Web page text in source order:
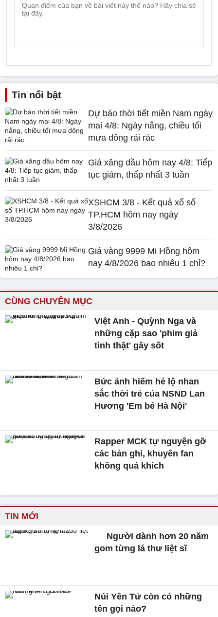
Tin nổi bật
Dự báo thời tiết miền Nam ngày
mai 4/8: Ngày nắng, chiều tối
mưa dông rải rác
Giá xăng dầu hôm nay 4/8: Tiếp
tục giảm, thấp nhất 3 tuần
XSHCM 3/8 - Kết quả xổ số
TP.HCM hôm nay ngày
3/8/2026
Giá vàng 9999 Mi Hồng hôm
nay 4/8/2026 bao nhiêu 1 chỉ?
CÙNG CHUYÊN MỤC
Việt Anh - Quỳnh Nga và
những cặp sao 'phim giả
tình thật' gây sốt
Bức ảnh hiếm hé lộ nhan
sắc thời trẻ của NSND Lan
Hương 'Em bé Hà Nội'
Rapper MCK tự nguyện gỡ
các bản ghi, khuyên fan
không quá khích
TIN MỚI
Người dành hơn 20 năm
gom từng lá thư liệt sĩ
Núi Yên Tử còn có những
tên gọi nào?